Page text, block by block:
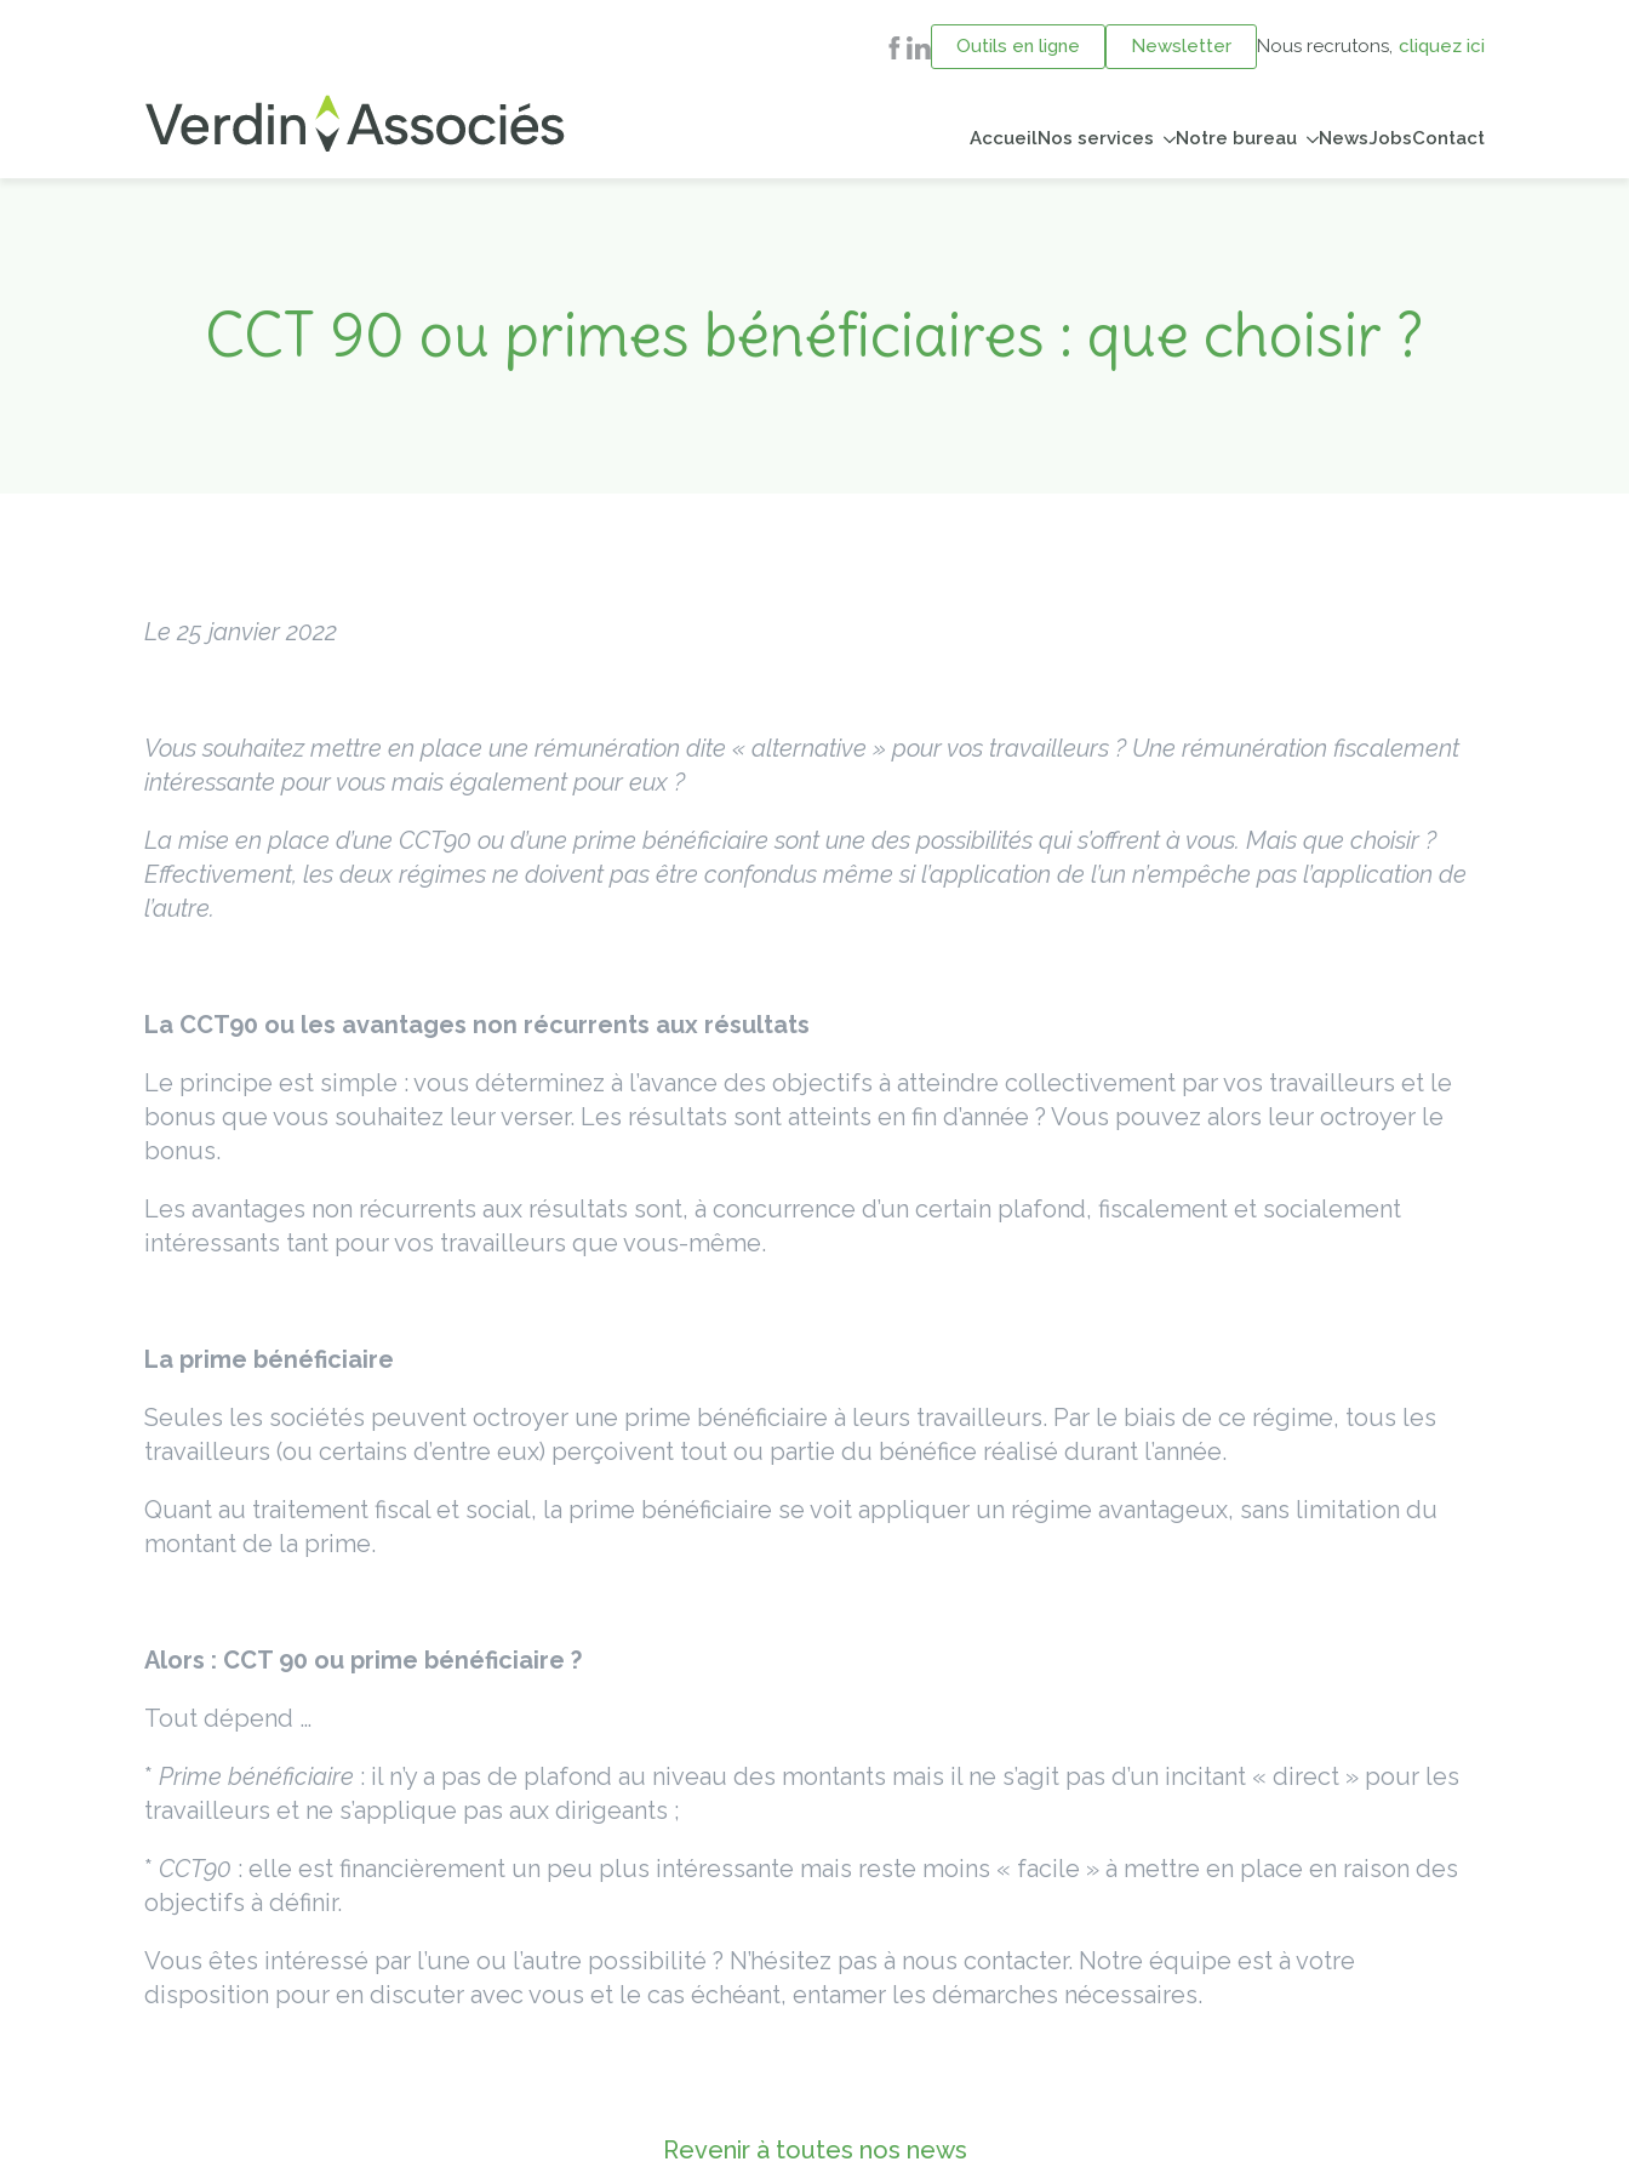
Outils en ligne Newsletter Nous recrutons, cliquez ici
AccueilNos services Notre bureau NewsJobsContact
CCT 90 ou primes bénéficiaires : que choisir ?
Le 25 janvier 2022
Vous souhaitez mettre en place une rémunération dite « alternative » pour vos travailleurs ? Une rémunération fiscalement
intéressante pour vous mais également pour eux ?
La mise en place d’une CCT90 ou d’une prime bénéficiaire sont une des possibilités qui s’offrent à vous. Mais que choisir ?
Effectivement, les deux régimes ne doivent pas être confondus même si l’application de l’un n’empêche pas l’application de
l’autre.
La CCT90 ou les avantages non récurrents aux résultats
Le principe est simple : vous déterminez à l’avance des objectifs à atteindre collectivement par vos travailleurs et le
bonus que vous souhaitez leur verser. Les résultats sont atteints en fin d’année ? Vous pouvez alors leur octroyer le
bonus.
Les avantages non récurrents aux résultats sont, à concurrence d’un certain plafond, fiscalement et socialement
intéressants tant pour vos travailleurs que vous-même.
La prime bénéficiaire
Seules les sociétés peuvent octroyer une prime bénéficiaire à leurs travailleurs. Par le biais de ce régime, tous les
travailleurs (ou certains d’entre eux) perçoivent tout ou partie du bénéfice réalisé durant l’année.
Quant au traitement fiscal et social, la prime bénéficiaire se voit appliquer un régime avantageux, sans limitation du
montant de la prime.
Alors : CCT 90 ou prime bénéficiaire ?
Tout dépend …
* Prime bénéficiaire : il n’y a pas de plafond au niveau des montants mais il ne s’agit pas d’un incitant « direct » pour les
travailleurs et ne s’applique pas aux dirigeants ;
* CCT90 : elle est financièrement un peu plus intéressante mais reste moins « facile » à mettre en place en raison des
objectifs à définir.
Vous êtes intéressé par l’une ou l’autre possibilité ? N’hésitez pas à nous contacter. Notre équipe est à votre
disposition pour en discuter avec vous et le cas échéant, entamer les démarches nécessaires.
Revenir à toutes nos news